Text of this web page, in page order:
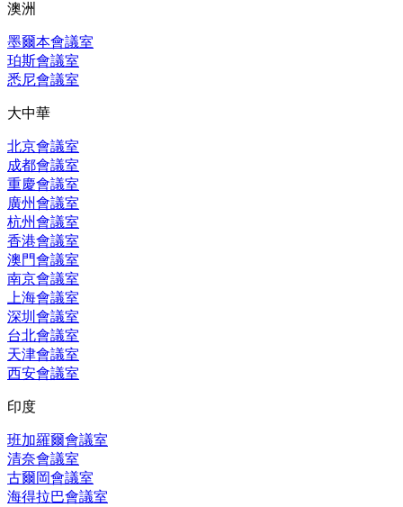
澳洲
墨爾本會議室
珀斯會議室
悉尼會議室
大中華
北京會議室
成都會議室
重慶會議室
廣州會議室
杭州會議室
香港會議室
澳門會議室
南京會議室
上海會議室
深圳會議室
台北會議室
天津會議室
西安會議室
印度
班加羅爾會議室
清奈會議室
古爾岡會議室
海得拉巴會議室